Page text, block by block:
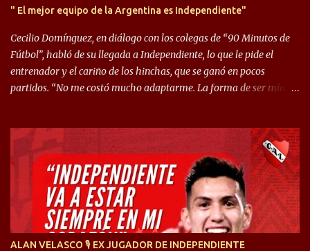
" El mejor equipo de la Argentina es Independiente"
Cecilio Domínguez, en diálogo con los colegas de “90 Minutos de
Fútbol”, habló de su llegada a Independiente, lo que le pide el
entrenador y el cariño de los hinchas, que se ganó en pocos
partidos. “No me costó mucho adaptarme. La forma de ser mía
llegué a un Independiente que juega muy dinámico y me gusta
mucho. Me favorece por la forma de jugar mía y eso también
ayudó a que me adapte”. “Me siento mejor por izquierda, pero me
gusta mucho jugar de 9, y juego sin problemas por derecha
también. Jugar de 9 y de extremo por izquierda es diferente. A mi
me gusta jugar por fuera, porque tengo mas posibilidades de
encarar, de enganchar. Pero yo soy un hombre que pica mucho y
ALAN VELASCO 🎙 EX JUGADOR DE INDEPENDIENTE